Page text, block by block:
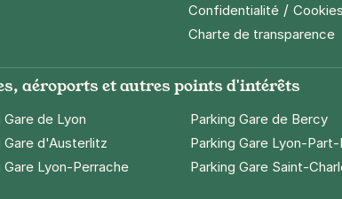
Confidentialité/ Cookies
Charte de transparence
aéroports et autres points d'intérêts
Gare de Lyon Parking Gare de Bercy
Gare d'Austerlitz Parking Gare Lyon-Part-
Gare Lyon-Perrache Parking Gare Saint-